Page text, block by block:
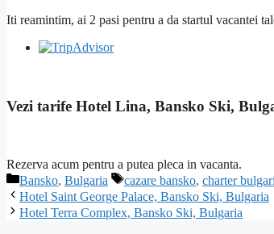
Iti reamintim, ai 2 pasi pentru a da startul vacantei
Vezi tarife Hotel Lina, Bansko Ski,
Rezerva acum pentru a putea pleca in vacanta.
Categorii
Bansko, Bulgaria Etichete
cazare bansko, charter
Hotel Saint George Palace, Bansko Ski, Bulgaria
Hotel Terra Complex, Bansko Ski, Bulgaria